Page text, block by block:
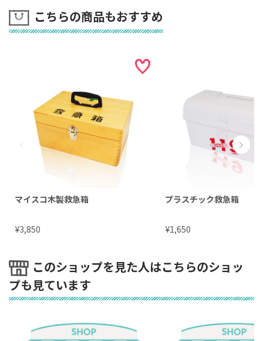
こちらの商品もおすすめ
マイスコ木製救急箱
¥3,850
プラスチック救急箱
¥1,650
このショップを見た人はこちらのショッ
プも見ています